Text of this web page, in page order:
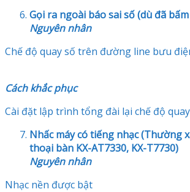
Gọi ra ngoài báo sai số (dù đã
Nguyên nhân
Chế độ quay số trên đường line bưu
Cách khắc phục
Cài đặt lập trình tổng đài lại chế độ
Nhấc máy có tiếng nhạc (Thường
thoại bàn KX-AT7330, KX-T7730)
Nguyên nhân
Nhạc nền được bật